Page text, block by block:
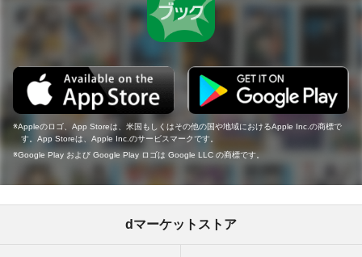
Appleのロゴ、App Storeは、米国もしくはその他の国や地域におけるApple Inc.の商標で
す。App Storeは、Apple Inc.のサービスマークです。
Google Play および Google Play ロゴは Google LLC の商標です。
dマーケットストア